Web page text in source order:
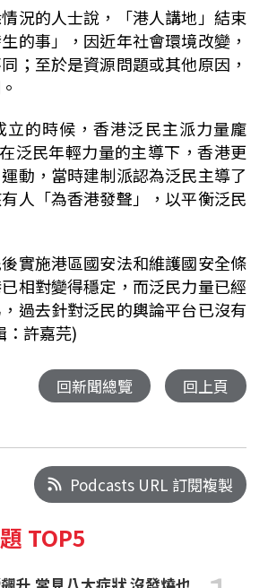
況的人士說，「港人講地」結束
的事」，因近年社會環境改變，
；至於是資源問題或其他原因，
立的時候，香港泛民主派力量龐
泛民年輕力量的主導下，香港更
動，當時建制派認為泛民主導了
人「為香港發聲」，以平衡泛民
實施港區國安法和維護國安全條
相對變得穩定，而泛民力量已經
過去針對泛民的輿論平台已沒有
：許嘉芫)
回新聞總覽 回上頁
Podcasts URL 訂閱複製
TOP5